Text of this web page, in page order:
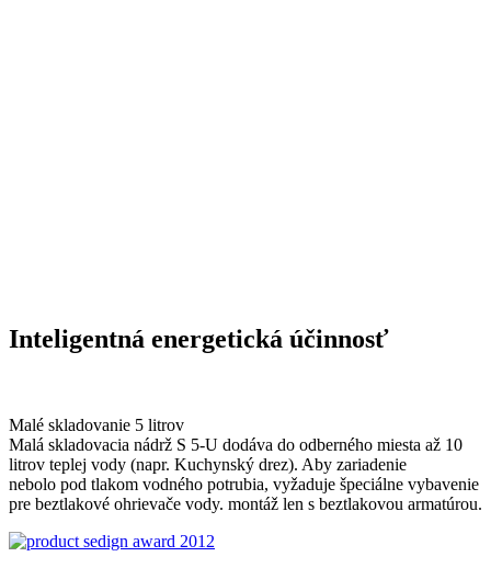
Inteligentná energetická účinnosť
Malé skladovanie 5 litrov
Malá skladovacia nádrž S 5-U dodáva do odberného miesta až 10
litrov teplej vody (napr. Kuchynský drez). Aby zariadenie
nebolo pod tlakom vodného potrubia, vyžaduje špeciálne vybavenie
pre beztlakové ohrievače vody. montáž len s beztlakovou armatúrou.